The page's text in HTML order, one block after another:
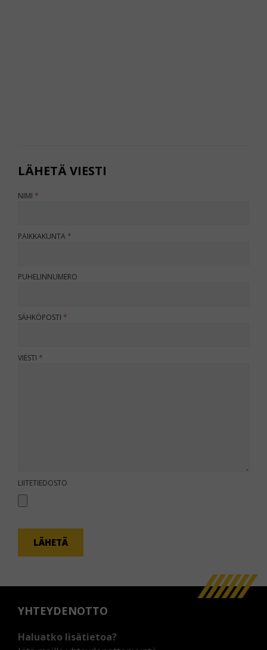
LÄHETÄ VIESTI
NIMI
PAIKKAKUNTA
PUHELINNUMERO
SÄHKÖPOSTI
VIESTI
LIITETIEDOSTO
LÄHETÄ
YHTEYDENOTTO
Haluatko lisätietoa?